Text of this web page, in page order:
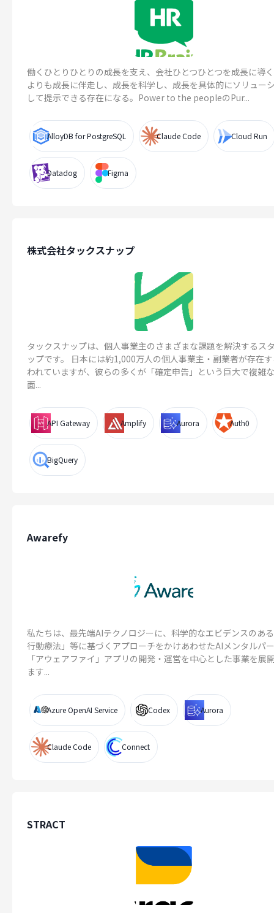
働くひとりひとりの成長を支え、会社ひとつひとつを成長に導
よりも成長に伴走し、成長を科学し、成長を具体的にソリュー
して提示できる存在になる。Power to the peopleのPur...
AlloyDB for PostgreSQL Claude Code Cloud Run
Datadog Figma
株式会社タックスナップ
タックスナップは、個人事業主のさまざまな課題を解決するス
ップです。 日本には約1,000万人の個人事業主・副業者が存在
われていますが、彼らの多くが「確定申告」という巨大で複雑
面...
API Gateway Amplify Aurora Auth0
BigQuery
Awarefy
私たちは、最先端AIテクノロジーに、科学的なエビデンスのあ
行動療法」等に基づくアプローチをかけあわせたAIメンタルパ
「アウェアファイ」アプリの開発・運営を中心とした事業を展
ます...
Azure OpenAI Service Codex Aurora
Claude Code Connect
STRACT